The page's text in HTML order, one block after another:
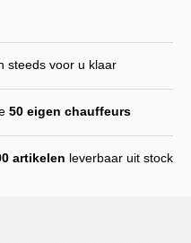
steeds voor u klaar
50 eigen chauffeurs
artikelen leverbaar uit stock